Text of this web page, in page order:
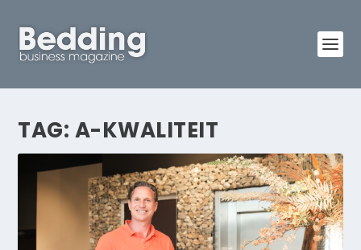
TAG: A-KWALITEIT